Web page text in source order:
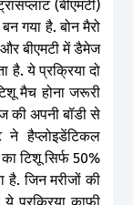
(बीएमटी)
गया है. बोन मैरो
बीएमटी में डैमेज
है. ये प्रक्रिया दो
मैच होना जरूरी
की अपनी बॉडी से
ने हैप्लोइडेंटिकल
टिशू सिर्फ 50%
है. जिन मरीजों की